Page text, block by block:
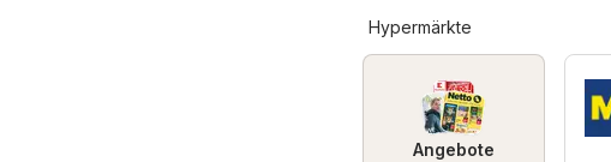
Hypermärkte
Angebote